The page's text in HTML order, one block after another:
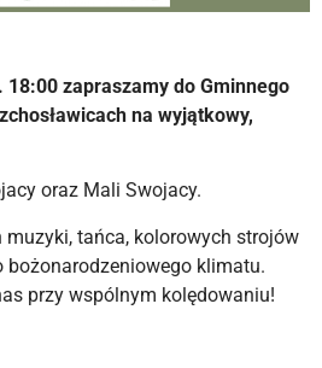
zapraszamy do Gminnego
na wyjątkowy,
oraz Mali Swojacy.
muzyki, tańca, kolorowych strojów
klimatu.
przy wspólnym kolędowaniu!